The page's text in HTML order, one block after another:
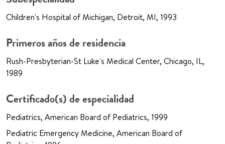
Children's Hospital of Michigan, Detroit, MI, 1993
Primeros años de residencia
Rush-Presbyterian-St Luke's Medical Center, Chicago, IL,
1989
Certificado(s) de especialidad
Pediatrics, American Board of Pediatrics, 1999
Pediatric Emergency Medicine, American Board of